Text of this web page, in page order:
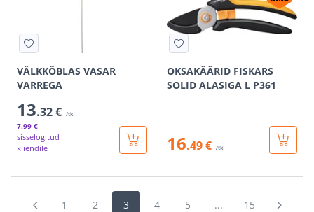
VÄLKKÕBLAS VASAR
VARREGA
13.32 € /tk
7.99 €
sisselogitud
kliendile
OKSAKÄÄRID FISKARS
SOLID ALASIGA L P361
16.49 € /tk
1 2 3 4 5 ... 15